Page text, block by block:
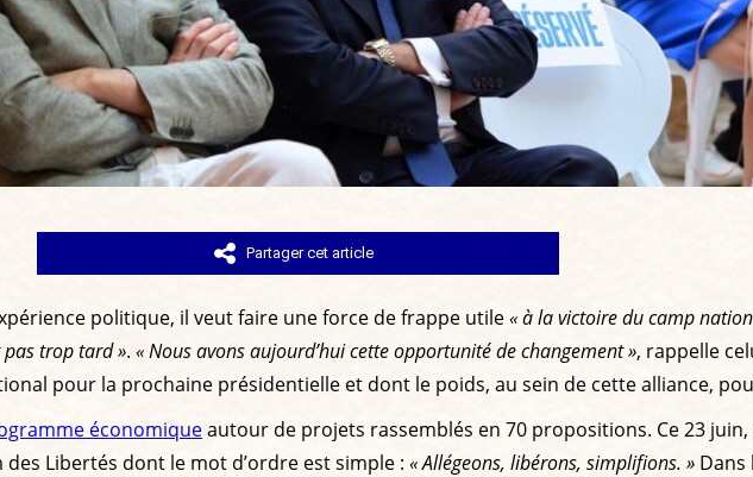
Partager cet article
politique, il veut faire une force de frappe utile« à la victoire du camp
pas trop tard ». « Nous avons aujourd’hui cette opportunité de changement », rappelle
pour la prochaine présidentielle et dont le poids, au sein de cette alliance,
économiqueautour de projets rassemblés en 70 propositions. Ce 23
Libertés dont le mot d’ordre est simple : « Allégeons, libérons, simplifions. » Dans